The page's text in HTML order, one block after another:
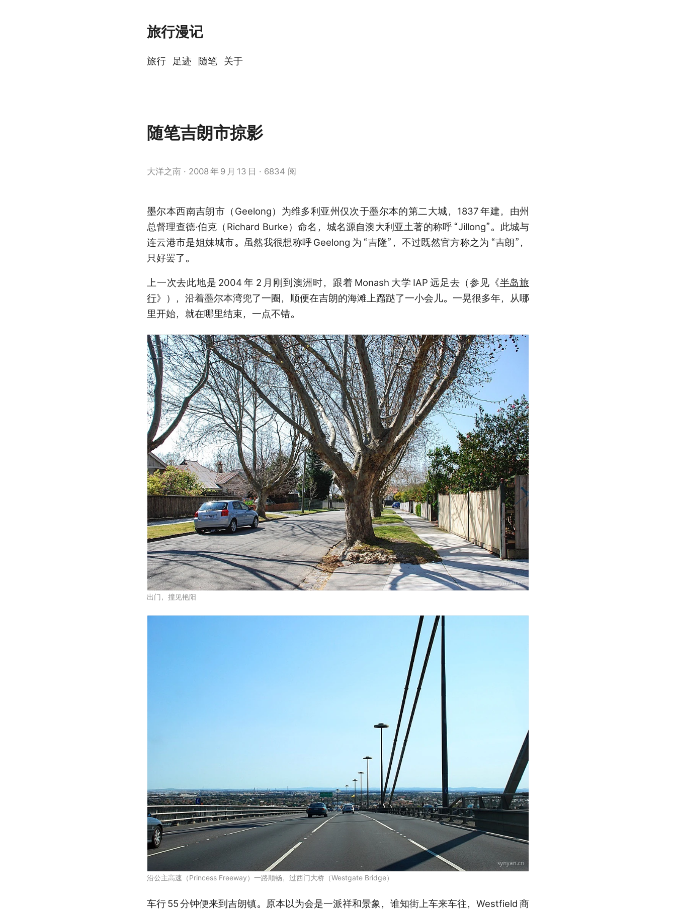
旅行漫记
旅行 足迹 随笔 关于
随笔吉朗市掠影
大洋之南 2008 年 9 月 13 日 6834 阅
墨尔本西南吉朗市（Geelong）为维多利亚州仅次于墨尔本的第二大城，1837年建，由州
总督理查德·伯克（Richard Burke）命名，城名源自澳大利亚土著的称呼“Jillong”。此城与
连云港市是姐妹城市。虽然我很想称呼Geelong 为 “吉隆”，不过既然官方称之为 “吉朗”，
只好罢了。
上一次去此地是 2004 年 2 月刚到澳洲时，跟着 Monash 大学 IAP 远足去（参见《半岛旅
行》），沿着墨尔本湾兜了一圈，顺便在吉朗的海滩上蹓跶了一小会儿。一晃很多年，从哪
里开始，就在哪里结束，一点不错。
出门，撞见艳阳
沿公主高速（Princess Freeway）一路顺畅，过西门大桥（Westgate Bridge）
车行55分钟便来到吉朗镇。原本以为会是一派祥和景象，谁知街上车来车往，Westfield 商